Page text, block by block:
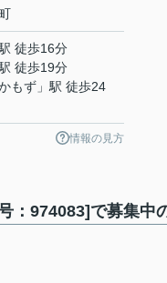
徒歩16分
徒歩19分
もず 」駅 徒歩24
情報の見方
：974083]で募集中